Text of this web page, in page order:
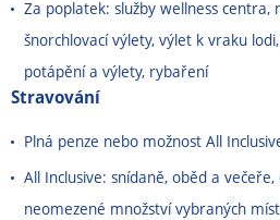
Za poplatek: služby wellness centra,
šnorchlovací výlety, výlet k vraku
potápění a výlety, rybaření
Stravování
Plná penze nebo možnost All
All Inclusive: snídaně, oběd a
neomezené množství vybraných